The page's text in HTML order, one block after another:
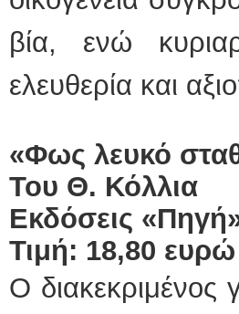
βία, ενώ
ελευθερία και
«Φως λευκό
Του Θ. Κόλλια
Εκδόσεις
Τιμή: 18,80 ευρώ
O διακεκριμένος